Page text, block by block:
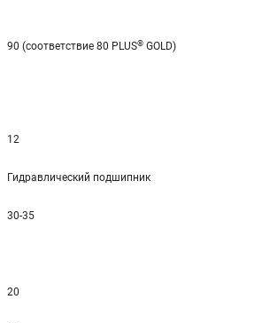
90 (соответствие 80 PLUS® GOLD)
12
Гидравлический подшипник
30-35
20